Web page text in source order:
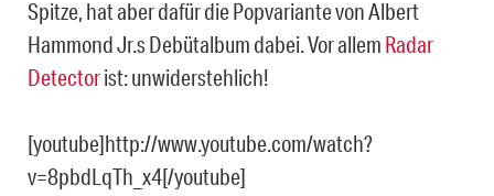
Spitze, hat aber dafür die Popvariante von Albert
Hammond Jr.s Debütalbum dabei. Vor allem Radar
Detectorist: unwiderstehlich!
[youtube]http://www.youtube.com/watch?
v=8pbdLqTh_x4[/youtube]